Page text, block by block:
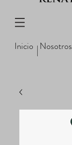
Inicio Nosotros